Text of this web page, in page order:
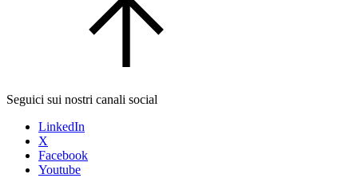
Seguici sui nostri canali social
LinkedIn
X
Facebook
Youtube